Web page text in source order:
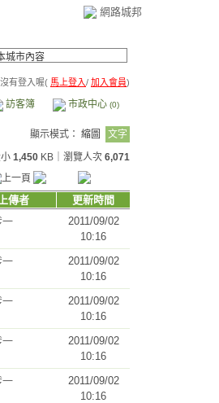
網路城邦
有登入喔( 馬上登入/ 加入會員)
訪客簿 市政中心 (0)
顯示模式： 縮圖
文字
1,450 KB｜瀏覽人次 6,071
傳者
更新時間
一
2011/09/02
10:16
一
2011/09/02
10:16
一
2011/09/02
10:16
一
2011/09/02
10:16
一
2011/09/02
10:16